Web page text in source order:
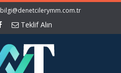
bilgi@denetcilerymm.com.tr
Teklif Alın